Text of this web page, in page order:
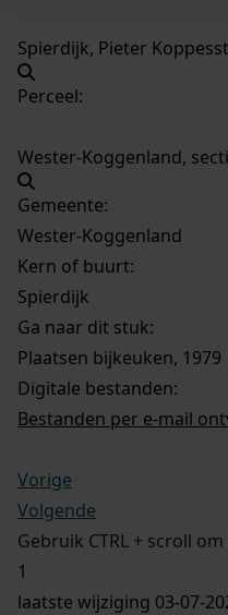
Spierdijk, Pieter
Perceel:
Wester-Koggenland,
Gemeente:
Wester-Koggenland
Kern of buurt:
Spierdijk
Ga naar dit stuk:
Plaatsen bijkeuken, 1979
Digitale bestanden:
Bestanden per e-mail
Vorige
Volgende
Gebruik CTRL + scroll
laatste wijziging 03-07-